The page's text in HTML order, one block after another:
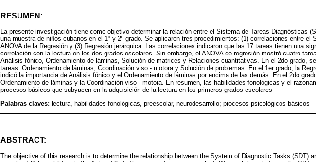
RESUMEN:
La presente investigación tiene como objetivo determinar la relación entre el Sistema de Tareas Diagnósticas
una muestra de niños cubanos en el 1º y 2º grado. Se aplicaron tres procedimientos: (1) correlaciones entre el
ANOVA de la Regresión y (3) Regresión jerárquica. Las correlaciones indicaron que las 17 tareas tienen una
correlación con la lectura en los dos grados escolares. Sin embargo, el ANOVA de regresión mostró cuatro
Análisis fónico, Ordenamiento de láminas, Solución de matrices y Relaciones cuantitativas. En el 2do grado,
tareas: Ordenamiento de láminas, Coordinación viso - motora y Solución de problemas. En el 1er grado, la
indicó la importancia de Análisis fónico y el Ordenamiento de láminas por encima de las demás. En el 2do
Ordenamiento de láminas y la Coordinación viso - motora. En resumen, las habilidades fonológicas y el
procesos básicos que subyacen en la adquisición de la lectura en los primeros grados escolares
Palabras claves: lectura, habilidades fonológicas, preescolar, neurodesarrollo; procesos psicológicos básicos
ABSTRACT:
The objective of this research is to determine the relationship between the System of Diagnostic Tasks (SDT)